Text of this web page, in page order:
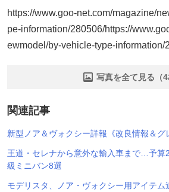
https://www.goo-net.com/magazine/
pe-information/280506/https://
ewmodel/by-vehicle-type-information/
写真を全て見る（4
関連記事
新型ノア＆ヴォクシー詳報《改良情報＆グ
王道・セレナから意外な輸入車まで…予算
級ミニバン8選
モデリスタ、ノア・ヴォクシー用アイテム